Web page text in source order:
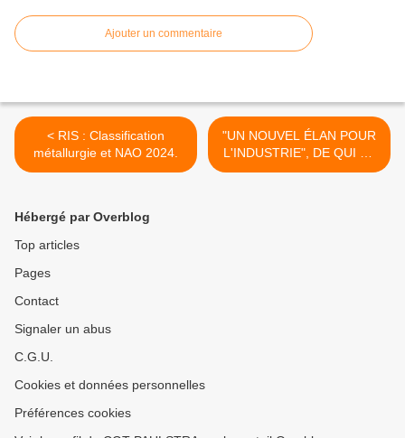
Ajouter un commentaire
< RIS : Classification
métallurgie et NAO 2024.
"UN NOUVEL ÉLAN POUR
L'INDUSTRIE", DE QUI SE
MOQUE-T-ON ? >
Hébergé par Overblog
Top articles
Pages
Contact
Signaler un abus
C.G.U.
Cookies et données personnelles
Préférences cookies